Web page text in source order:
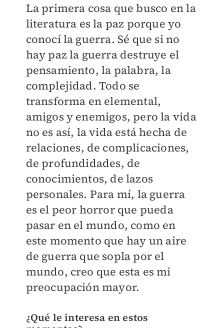
La primera cosa que busco en la
literatura es la paz porque yo
conocí la guerra. Sé que si no
hay paz la guerra destruye el
pensamiento, la palabra, la
complejidad. Todo se
transforma en elemental,
amigos y enemigos, pero la vida
no es así, la vida está hecha de
relaciones, de complicaciones,
de profundidades, de
conocimientos, de lazos
personales. Para mí, la guerra
es el peor horror que pueda
pasar en el mundo, como en
este momento que hay un aire
de guerra que sopla por el
mundo, creo que esta es mi
preocupación mayor.
¿Qué le interesa en estos